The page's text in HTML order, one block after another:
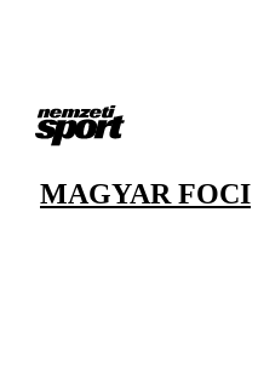
MAGYAR FOCI